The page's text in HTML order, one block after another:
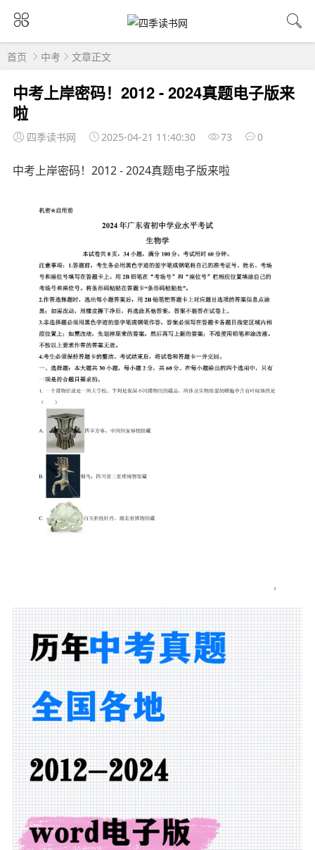
首页 中考 文章正文
中考上岸密码！2012 - 2024真题电子版来
啦
四季读书网 2025-04-21 11:40:30 73 0
中考上岸密码！2012 - 2024真题电子版来啦